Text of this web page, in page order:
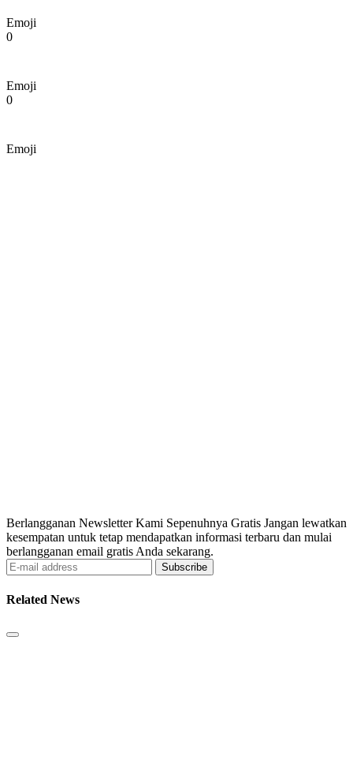
Emoji
0
Emoji
0
Emoji
Berlangganan Newsletter Kami Sepenuhnya Gratis Jangan lewatkan
kesempatan untuk tetap mendapatkan informasi terbaru dan mulai
berlangganan email gratis Anda sekarang.
Subscribe
Related News